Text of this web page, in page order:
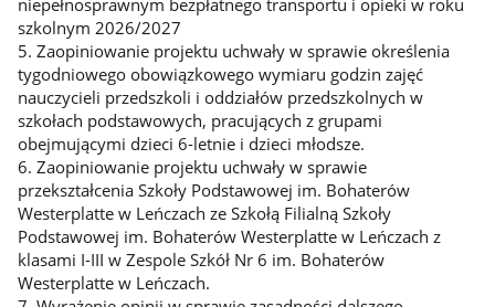
szkolnym 2026/2027
5. Zaopiniowanie projektu uchwały w sprawie określenia
tygodniowego obowiązkowego wymiaru godzin zajęć
nauczycieli przedszkoli i oddziałów przedszkolnych w
szkołach podstawowych, pracujących z grupami
obejmującymi dzieci 6-letnie i dzieci młodsze.
6. Zaopiniowanie projektu uchwały w sprawie
przekształcenia Szkoły Podstawowej im. Bohaterów
Westerplatte w Leńczach ze Szkołą Filialną Szkoły
Podstawowej im. Bohaterów Westerplatte w Leńczach z
klasami I-III w Zespole Szkół Nr 6 im. Bohaterów
Westerplatte w Leńczach.